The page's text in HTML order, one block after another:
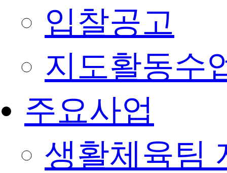
입찰공고
지도활동수
주요사업
생활체육팀